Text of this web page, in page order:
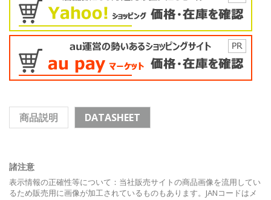
商品説明 DATASHEET
諸注意
表示情報の正確性等について：当社販売サイトの商品画像を流用してい
るため販売用に画像が加工されているものもあります。JANコードはメ